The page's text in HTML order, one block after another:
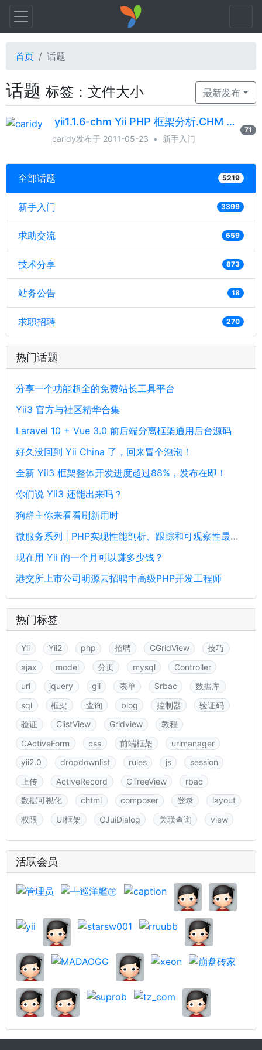
首页 话题
话题 标签：文件大小 最新发布
yii1.1.6-chm Yii PHP 框架分析.CHM yii-api-1.1.7.CHM 已上传
caridy发布于 2011-05-23 • 新手入门
71
全部话题 5219
新手入门 3399
求助交流 659
技术分享 873
站务公告 18
求职招聘 270
热门话题
分享一个功能超全的免费站长工具平台
Yii3 官方与社区精华合集
Laravel 10 + Vue 3.0 前后端分离框架通用后台源码
好久没回到 Yii China 了，回来冒个泡泡！
全新 Yii3 框架整体开发进度超过88%，发布在即！
你们说 Yii3 还能出来吗？
狗群主你来看看刷新用时
微服务系列 | PHP实现性能剖析、跟踪和可观察性最佳实践
现在用 Yii 的一个月可以赚多少钱？
港交所上市公司明源云招聘中高级PHP开发工程师
热门标签
Yii Yii2 php 招聘 CGridView
技巧
ajax
model 分页 mysql
Controller
url
jquery gii 表单 Srbac
数据库
sql
框架 查询 blog 控制器
验证码
验证
ClistView Gridview
教程
CActiveForm
css 前端框架
urlmanager
yii2.0
dropdownlist rules js
session
上传
ActiveRecord CTreeView
rbac
数据可视化
chtml composer 登录
layout
权限
UI框架 CJuiDialog 关联查询 view
活跃会员